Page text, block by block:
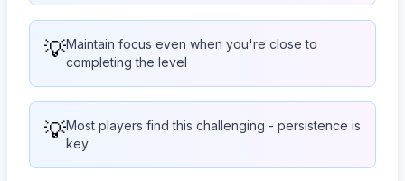
💡Maintain focus even when you're close to
completing the level
💡Most players find this challenging - persistence is
key